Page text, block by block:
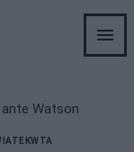
Watson
WTA